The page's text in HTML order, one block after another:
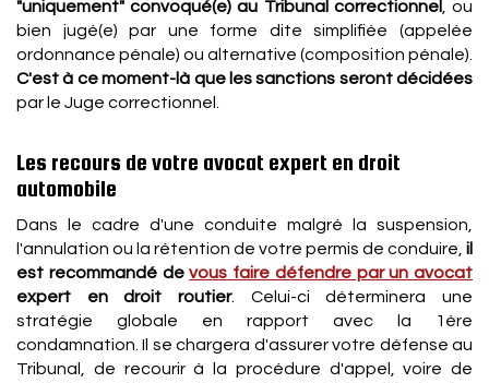
"uniquement" convoqué(e) au Tribunal correctionnel
, ou
bien jugé(e) par une forme dite simplifiée (appelée
ordonnance pénale) ou alternative (composition pénale).
C'est à ce moment-là que les sanctions seront décidées
par le Juge correctionnel.
Les recours de votre avocat expert en droit
automobile
Dans le cadre d'une conduite malgré la suspension,
l'annulation ou la rétention de votre permis de conduire, il
est recommandé devous faire défendre par un avocat
expert en droit routier. Celui-ci déterminera une
stratégie globale en rapport avec la 1ère
condamnation. Il se chargera d'assurer votre défense au
Tribunal, de recourir à la procédure d'appel, voire de